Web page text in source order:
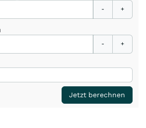
- +
- +
Jetzt berechnen